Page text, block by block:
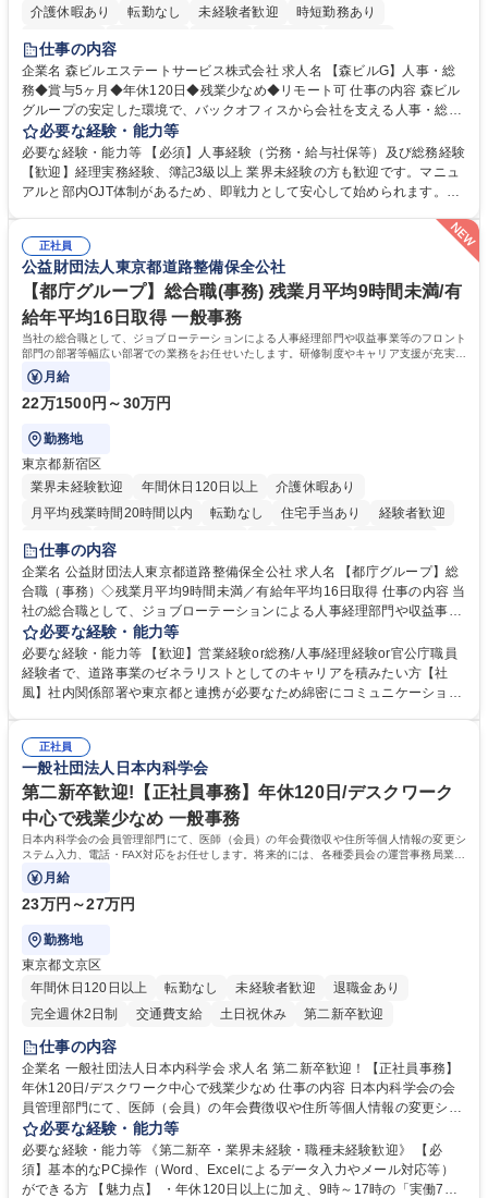
介護休暇あり 転勤なし 未経験者歓迎
時短勤務あり
経験者歓迎
完全週休2日制
交通費支給 長期歓迎 駅近5分以内 土日祝休み
仕事の内容
企業名 森ビルエステートサービス株式会社 求人名 【森ビルG】人事・総
務◆賞与5ヶ月◆年休120日◆残業少なめ◆リモート可 仕事の内容 森ビル
グループの安定した環境で、バックオフィスから会社を支える人事・総務
をお任せします。 労務と総務の業務をバランスよく担当し、ゆくゆくは制
度改定などのコア業務にも挑戦できる、やりがいある環境です。 ■勤怠管
理、給与計算、社会保険手続き、年末調整等の労務管理全般 ■入退社手続
き、社内規定の改定や人事制度改定などのコア業務 ■社内イベントの企画
は部内のOJTを中心に、あなたの経験に合わせて不足している部分はいつ
でも質問・相談できる環境が整っているため、安心して成長できます。 募
集職種 【森ビルG】人事・総務◆賞与5ヶ月◆年休120日◆残業少なめ◆
リモート可
必要な経験・能力等
必要な経験・能力等 【必須】人事経験（労務・給与社保等）及び総務経験
【歓迎】経理実務経験、簿記3級以上 業界未経験の方も歓迎です。マニュ
アルと部内OJT体制があるため、即戦力として安心して始められます。
ます。定型業務に留まらず、社内規定や人事制度の改定など会社のコア業
務に挑戦できるため、自身の成長と組織への貢献度をダイレクトに実感で
きます。 残業少なめ、週1日リモート可など、ワークライフバランスを保
ち長期活躍できる環境です。 「これまでの幅広い経験を活かし、長期的な
キャリアを築きたい」という前向きな意欲と挑戦を全力で応援します。 学
歴・資格 学歴：大学院 大学 高専 短大 専修学校 高校 語学力： 資格：日商
簿記検定1級 日商簿記検定2級 日商簿記検定3級
正社員
公益財団法人東京都道路整備保全公社
【都庁グループ】総合職(事務) 残業月平均9時間未満/有
給年平均16日取得 一般事務
当社の総合職として、ジョブローテーションによる人事経理部門や収益事業等のフロント
部門の部署等幅広い部署での業務をお任せいたします。研修制度やキャリア支援が充実し
ております！ ※下記業務詳細
月給
22万1500円～30万円
勤務地
東京都新宿区
業界未経験歓迎
年間休日120日以上
介護休暇あり
月平均残業時間20時間以内
転勤なし 住宅手当あり
経験者歓迎
研修あり
退職金あり
駅近5分以内
資格取得手当あり 食事補助あり
仕事の内容
企業名 公益財団法人東京都道路整備保全公社 求人名 【都庁グループ】総
合職（事務）◇残業月平均9時間未満／有給年平均16日取得 仕事の内容 当
社の総合職として、ジョブローテーションによる人事経理部門や収益事業
等のフロント部門の部署等幅広い部署での業務をお任せいたします。研修
制度やキャリア支援が充実しております！ ※下記業務詳細 【業務詳細】■
管理部門：広報、人事、経理など当公社の運営に係る管理業務 ■収益部
門：駐車場の新規開拓、管理運営、新宿駅西口広場の「イベントコーナ
道路施設や道路工事現場の見学ツアー事業 ※入社後は上記いずれかの部門
へ配属。※業務内容変更の範囲：会社の定める業務 募集職種 【都庁グル
ープ】総合職（事務）◇残業月平均9時間未満／有給年平均16日取得
必要な経験・能力等
必要な経験・能力等 【歓迎】営業経験or総務/人事/経理経験or官公庁職員
経験者で、道路事業のゼネラリストとしてのキャリアを積みたい方【社
風】社内関係部署や東京都と連携が必要なため綿密にコミュニケーション
部門など多岐に渡る業務を経験できます。 ■様々なプロジェクト：駐車場
事業の他、新宿駅西口広場内に設置された照明を兼ねた広告「ブライトサ
イン」の管理運営を行うなど、事業収益を生み出す活動を積極的に行って
います。 学歴・資格 学歴：大学院 大学 高専 短大 専修学校 高校 語学力：
資格：
正社員
一般社団法人日本内科学会
第二新卒歓迎!【正社員事務】年休120日/デスクワーク
中心で残業少なめ 一般事務
日本内科学会の会員管理部門にて、医師（会員）の年会費徴収や住所等個人情報の変更シ
ステム入力、電話・FAX対応をお任せします。将来的には、各種委員会の運営事務局業務
などにも幅広く携わっていただきます。
月給
23万円～27万円
勤務地
東京都文京区
年間休日120日以上
転勤なし 未経験者歓迎
退職金あり
完全週休2日制
交通費支給 土日祝休み 第二新卒歓迎
仕事の内容
企業名 一般社団法人日本内科学会 求人名 第二新卒歓迎！【正社員事務】
年休120日/デスクワーク中心で残業少なめ 仕事の内容 日本内科学会の会
員管理部門にて、医師（会員）の年会費徴収や住所等個人情報の変更シス
テム入力、電話・FAX対応をお任せします。将来的には、各種委員会の運
営事務局業務などにも幅広く携わっていただきます。 【会員管理・データ
入力業務】 ・医師（会員）の住所変更、個人情報のシステム登録・更新
・年会費の徴収管理や入金データの照合確認 【問い合わせ対応】 ・会員
必要な経験・能力等
必要な経験・能力等 《第二新卒・業界未経験・職種未経験歓迎》 【必
須】基本的なPC操作（Word、Excelによるデータ入力やメール対応等）
ができる方 【魅力点】 ・年休120日以上に加え、9時～17時の「実働7時